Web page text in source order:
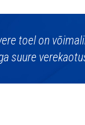
toel on
suure